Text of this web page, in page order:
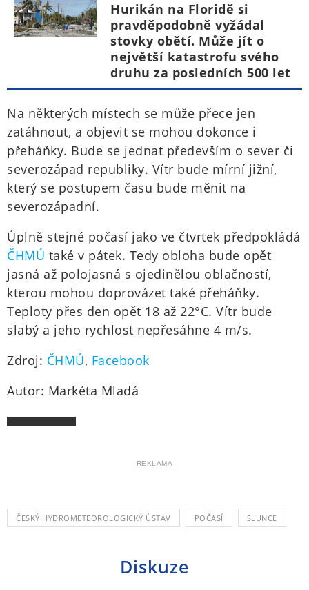
Hurikán na Floridě si
pravděpodobně vyžádal
stovky obětí. Může jít o
největší katastrofu svého
druhu za posledních 500 let
Na některých místech se může přece jen
zatáhnout, a objevit se mohou dokonce i
přeháňky. Bude se jednat především o sever či
severozápad republiky. Vítr bude mírní jižní,
který se postupem času bude měnit na
severozápadní.
Úplně stejné počasí jako ve čtvrtek předpokládá
ČHMÚ také v pátek. Tedy obloha bude opět
jasná až polojasná s ojedinělou oblačností,
kterou mohou doprovázet také přeháňky.
Teploty přes den opět 18 až 22°C. Vítr bude
slabý a jeho rychlost nepřesáhne 4 m/s.
Zdroj: ČHMÚ, Facebook
Autor: Markéta Mladá
REKLAMA
ČESKÝ HYDROMETEOROLOGICKÝ ÚSTAV POČASÍ SLUNCE
Diskuze